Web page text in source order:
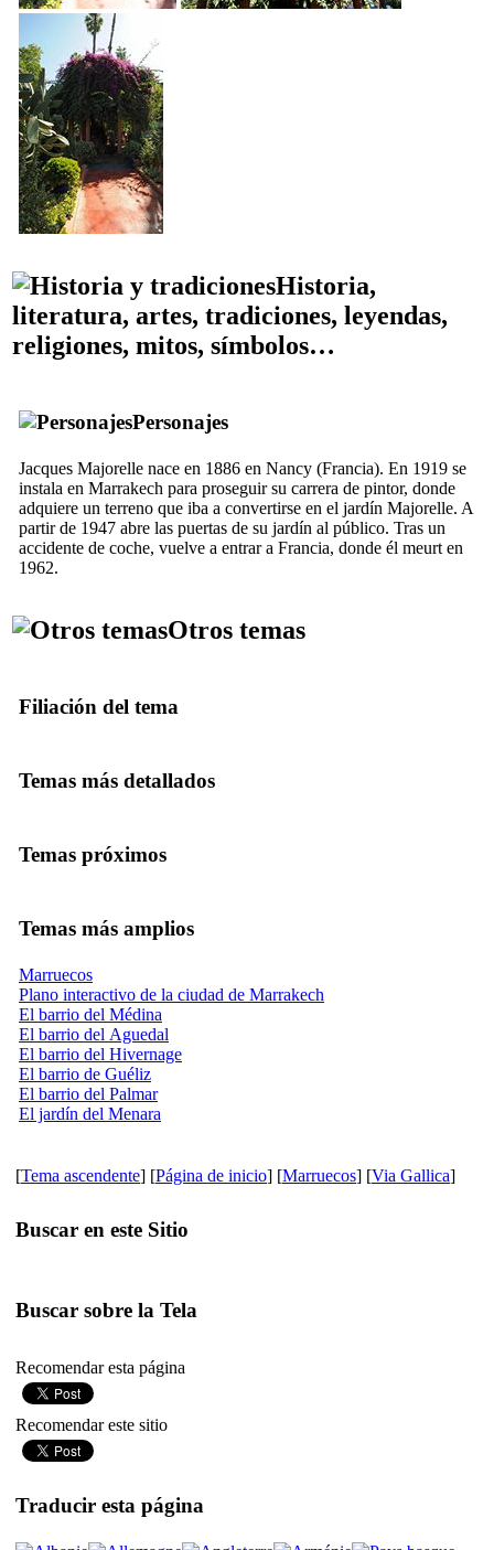
Historia,
literatura, artes, tradiciones, leyendas,
religiones, mitos, símbolos…
Personajes
Jacques Majorelle nace en 1886 en Nancy (Francia). En 1919 se
instala en Marrakech para proseguir su carrera de pintor, donde
adquiere un terreno que iba a convertirse en el jardín Majorelle. A
partir de 1947 abre las puertas de su jardín al público. Tras un
accidente de coche, vuelve a entrar a Francia, donde él meurt en
1962.
Otros temas
Filiación del tema
Temas más detallados
Temas próximos
Temas más amplios
Marruecos
Plano interactivo de la ciudad de Marrakech
El barrio del Médina
El barrio del Aguedal
El barrio del Hivernage
El barrio de Guéliz
El barrio del Palmar
El jardín del Menara
[Tema ascendente] [Página de inicio] [Marruecos] [Via Gallica]
Buscar en este Sitio
Buscar sobre la Tela
Recomendar esta página
Recomendar este sitio
Traducir esta página